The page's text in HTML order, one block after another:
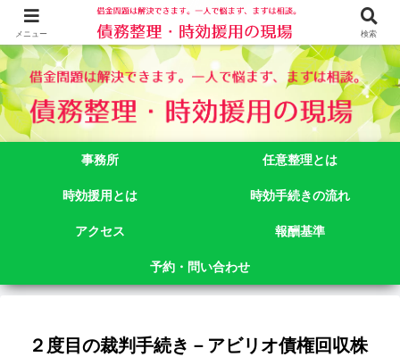
借金問題でお悩みなら司法書士法人御苑総合事務所にご相談下さい。 東京都
新宿区新宿二丁目５番１号アルテビル新宿４階 TEL:03-3356-3750
事務所 任意整理とは
時効援用とは 時効手続きの流れ
アクセス 報酬基準
予約・問い合わせ
２度目の裁判手続き－アビリオ債権回収株
メニュー 検索